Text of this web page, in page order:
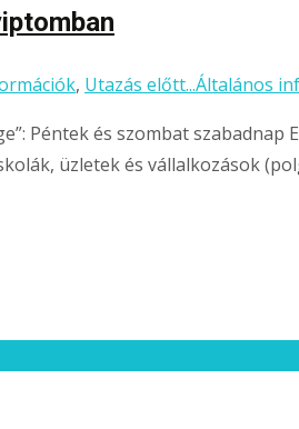
, Utazás előtt...Általános
Péntek és szombat
üzletek és vállalkozások